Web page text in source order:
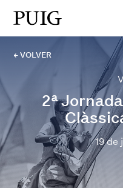
← VOLVER
2ª
19 de